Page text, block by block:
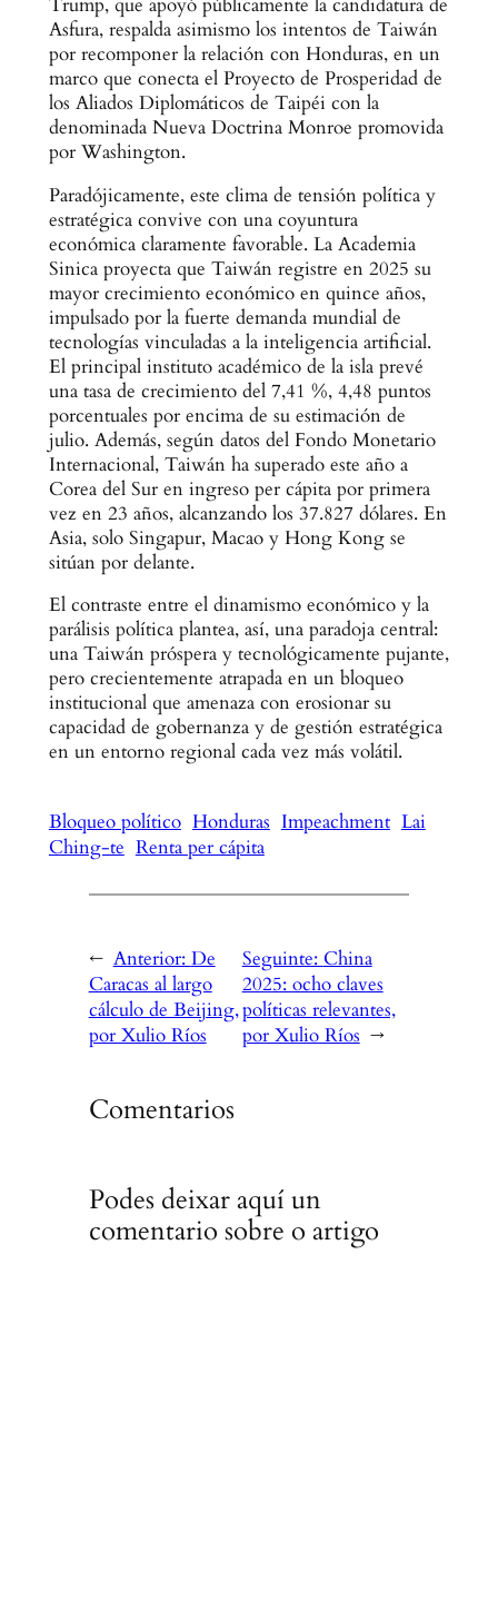
Asfura, respalda asimismo los intentos de Taiwán
por recomponer la relación con Honduras, en un
marco que conecta el Proyecto de Prosperidad de
los Aliados Diplomáticos de Taipéi con la
denominada Nueva Doctrina Monroe promovida
por Washington.
Paradójicamente, este clima de tensión política y
estratégica convive con una coyuntura
económica claramente favorable. La Academia
Sinica proyecta que Taiwán registre en 2025 su
mayor crecimiento económico en quince años,
impulsado por la fuerte demanda mundial de
tecnologías vinculadas a la inteligencia artificial.
El principal instituto académico de la isla prevé
una tasa de crecimiento del 7,41 %, 4,48 puntos
porcentuales por encima de su estimación de
julio. Además, según datos del Fondo Monetario
Internacional, Taiwán ha superado este año a
Corea del Sur en ingreso per cápita por primera
vez en 23 años, alcanzando los 37.827 dólares. En
Asia, solo Singapur, Macao y Hong Kong se
sitúan por delante.
El contraste entre el dinamismo económico y la
parálisis política plantea, así, una paradoja central:
una Taiwán próspera y tecnológicamente pujante,
pero crecientemente atrapada en un bloqueo
institucional que amenaza con erosionar su
capacidad de gobernanza y de gestión estratégica
en un entorno regional cada vez más volátil.
Bloqueo político Honduras Impeachment Lai
Ching-te Renta per cápita
← Anterior: De
Caracas al largo
cálculo de Beijing,
por Xulio Ríos
Seguinte: China
2025: ocho claves
políticas relevantes,
por Xulio Ríos →
Comentarios
Podes deixar aquí un
comentario sobre o artigo